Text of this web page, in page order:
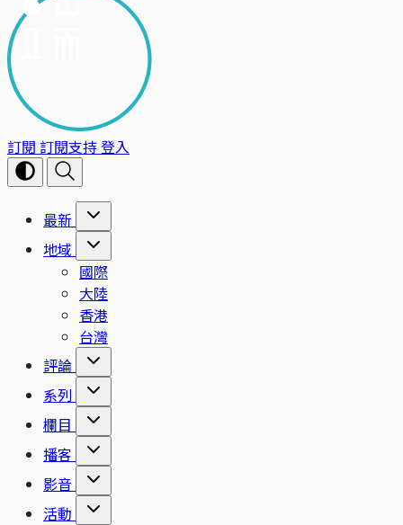
訂閱 訂閱支持登入
最新
地域
國際
大陸
香港
台灣
評論
系列
欄目
播客
影音
活動